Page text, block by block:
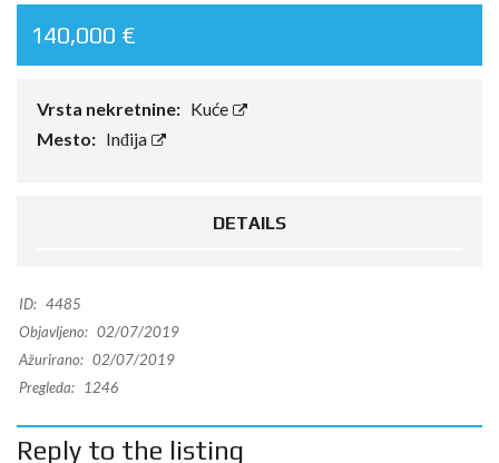
140,000 €
Vrsta nekretnine: Kuće
Mesto: Inđija
DETAILS
ID: 4485
Objavljeno: 02/07/2019
Ažurirano: 02/07/2019
Pregleda:
1246
Reply to the listing